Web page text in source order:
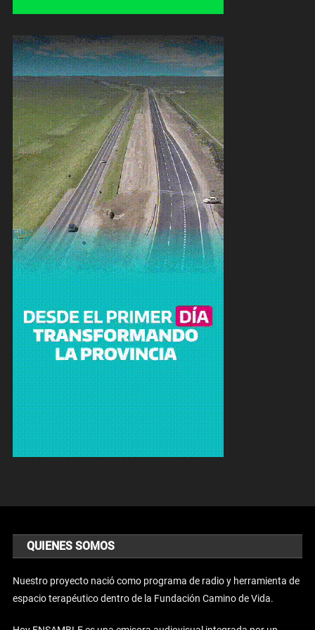
QUIENES SOMOS
Nuestro proyecto nació como programa de radio y herramienta de
espacio terapéutico dentro de la Fundación Camino de Vida.